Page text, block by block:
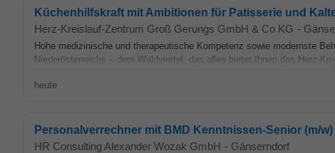
Küchenhilfskraft mit Ambitionen für Patisserie und
Herz-Kreislauf-Zentrum Groß Gerungs GmbH & Co KG -
Hohe medizinische und therapeutische Kompetenz sowie modernste
Niederösterreichs – dem Waldviertel, das alles bietet Ihnen das Herz-
heute
Personalverrechner mit BMD Kenntnissen-Senior (m/
HR Consulting Alexander Wozak GmbH - Gänserndorf